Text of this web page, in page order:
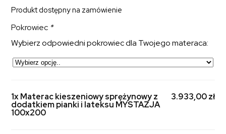
Produkt dostępny na zamówienie
Pokrowiec *
Wybierz odpowiedni pokrowiec dla Twojego materaca:
1x Materac kieszeniowy sprężynowy z
dodatkiem pianki i lateksu MYSTAZJA
100x200
3.933,00 zł